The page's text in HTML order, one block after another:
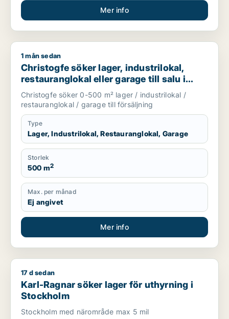
Mer info
Christogfe söker lager, industrilokal, restauranglokal eller
1 mån sedan
Christogfe söker lager, industrilokal,
restauranglokal eller garage till salu i
Nykvarn, Stockholm Innerstad eller
Kungsholmen m.fl.
Christogfe söker 0-500 m² lager / industrilokal /
restauranglokal / garage till försäljning
Type
Lager, Industrilokal, Restauranglokal, Garage
Storlek
500 m2
Max. per månad
Ej angivet
Mer info
Karl-Ragnar söker lager för uthyrning i Stockholm
17 d sedan
Karl-Ragnar söker lager för uthyrning i
Stockholm
Stockholm med närområde max 5 mil